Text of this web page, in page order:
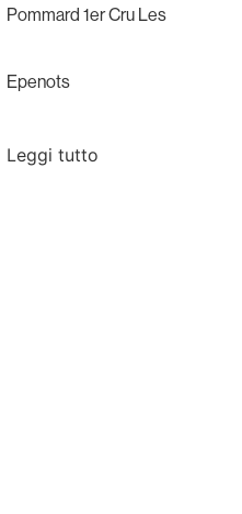
Pommard 1er Cru Les
Epenots
Leggi tutto